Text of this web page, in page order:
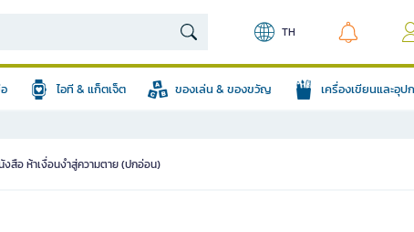
TH
ไอที & แก็ตเจ็ต ของเล่น & ของขวัญ เครื่องเขียนและอุ
งสือ ห้าเงื่อนงำสู่ความตาย (ปกอ่อน)